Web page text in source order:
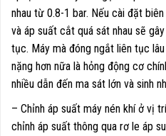
nhau từ 0.8-1 bar. Nếu cài đặt
và áp suất cắt quá sát nhau sẽ
tục. Máy mà đóng ngắt liên tục
nặng hơn nữa là hỏng động cơ
nhiều dẫn đến ma sát lớn và sinh
– Chỉnh áp suất máy nén khí ở vị
chỉnh áp suất thông qua rơ le áp